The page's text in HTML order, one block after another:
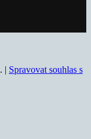
. | Spravovat souhlas s